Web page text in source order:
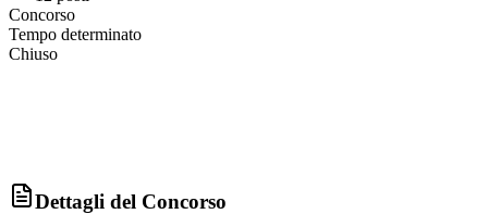
Concorso
Tempo determinato
Chiuso
Dettagli del Concorso